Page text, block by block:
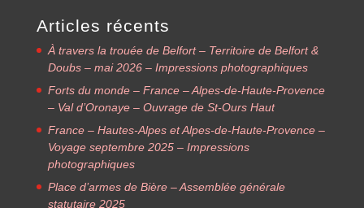
Articles récents
À travers la trouée de Belfort – Territoire de Belfort &
Doubs – mai 2026 – Impressions photographiques
Forts du monde – France – Alpes-de-Haute-Provence
– Val d’Oronaye – Ouvrage de St-Ours Haut
France – Hautes-Alpes et Alpes-de-Haute-Provence –
Voyage septembre 2025 – Impressions
photographiques
Place d’armes de Bière – Assemblée générale
statutaire 2025